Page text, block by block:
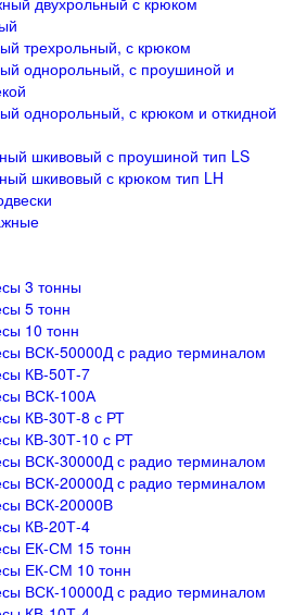
трехрольный, с крюком
однорольный, с проушиной и
однорольный, с крюком и откидной
шкивовый с проушиной тип LS
шкивовый с крюком тип LH
3 тонны
5 тонн
10 тонн
ВСК-50000Д с радио терминалом
КВ-50Т-7
ВСК-100А
КВ-30Т-8 с РТ
КВ-30Т-10 с РТ
ВСК-30000Д с радио терминалом
ВСК-20000Д с радио терминалом
ВСК-20000В
КВ-20Т-4
ЕК-СМ 15 тонн
ЕК-СМ 10 тонн
ВСК-10000Д с радио терминалом